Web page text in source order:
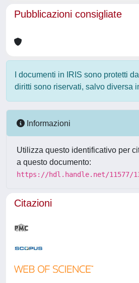
Pubblicazioni consigliate
I documenti in IRIS sono protetti
diritti sono riservati, salvo diversa
Informazioni
Utilizza questo identificativo per
a questo documento:
https://hdl.handle.net/11577/
Citazioni